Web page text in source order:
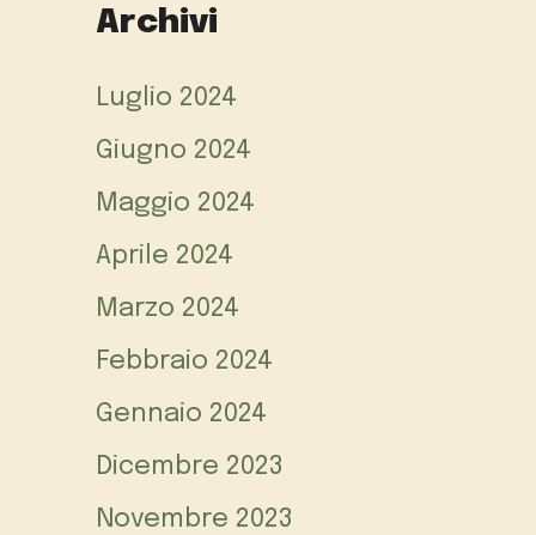
Archivi
Luglio 2024
Giugno 2024
Maggio 2024
Aprile 2024
Marzo 2024
Febbraio 2024
Gennaio 2024
Dicembre 2023
Novembre 2023